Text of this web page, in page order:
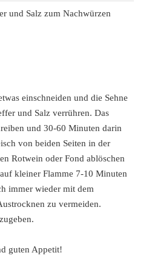
und Salz zum Nachwürzen
einschneiden und die Sehne
und Salz verrühren. Das
und 30-60 Minuten darin
von beiden Seiten in der
Rotwein oder Fond ablöschen
kleiner Flamme 7-10 Minuten
immer wieder mit dem
zu vermeiden.
guten Appetit!